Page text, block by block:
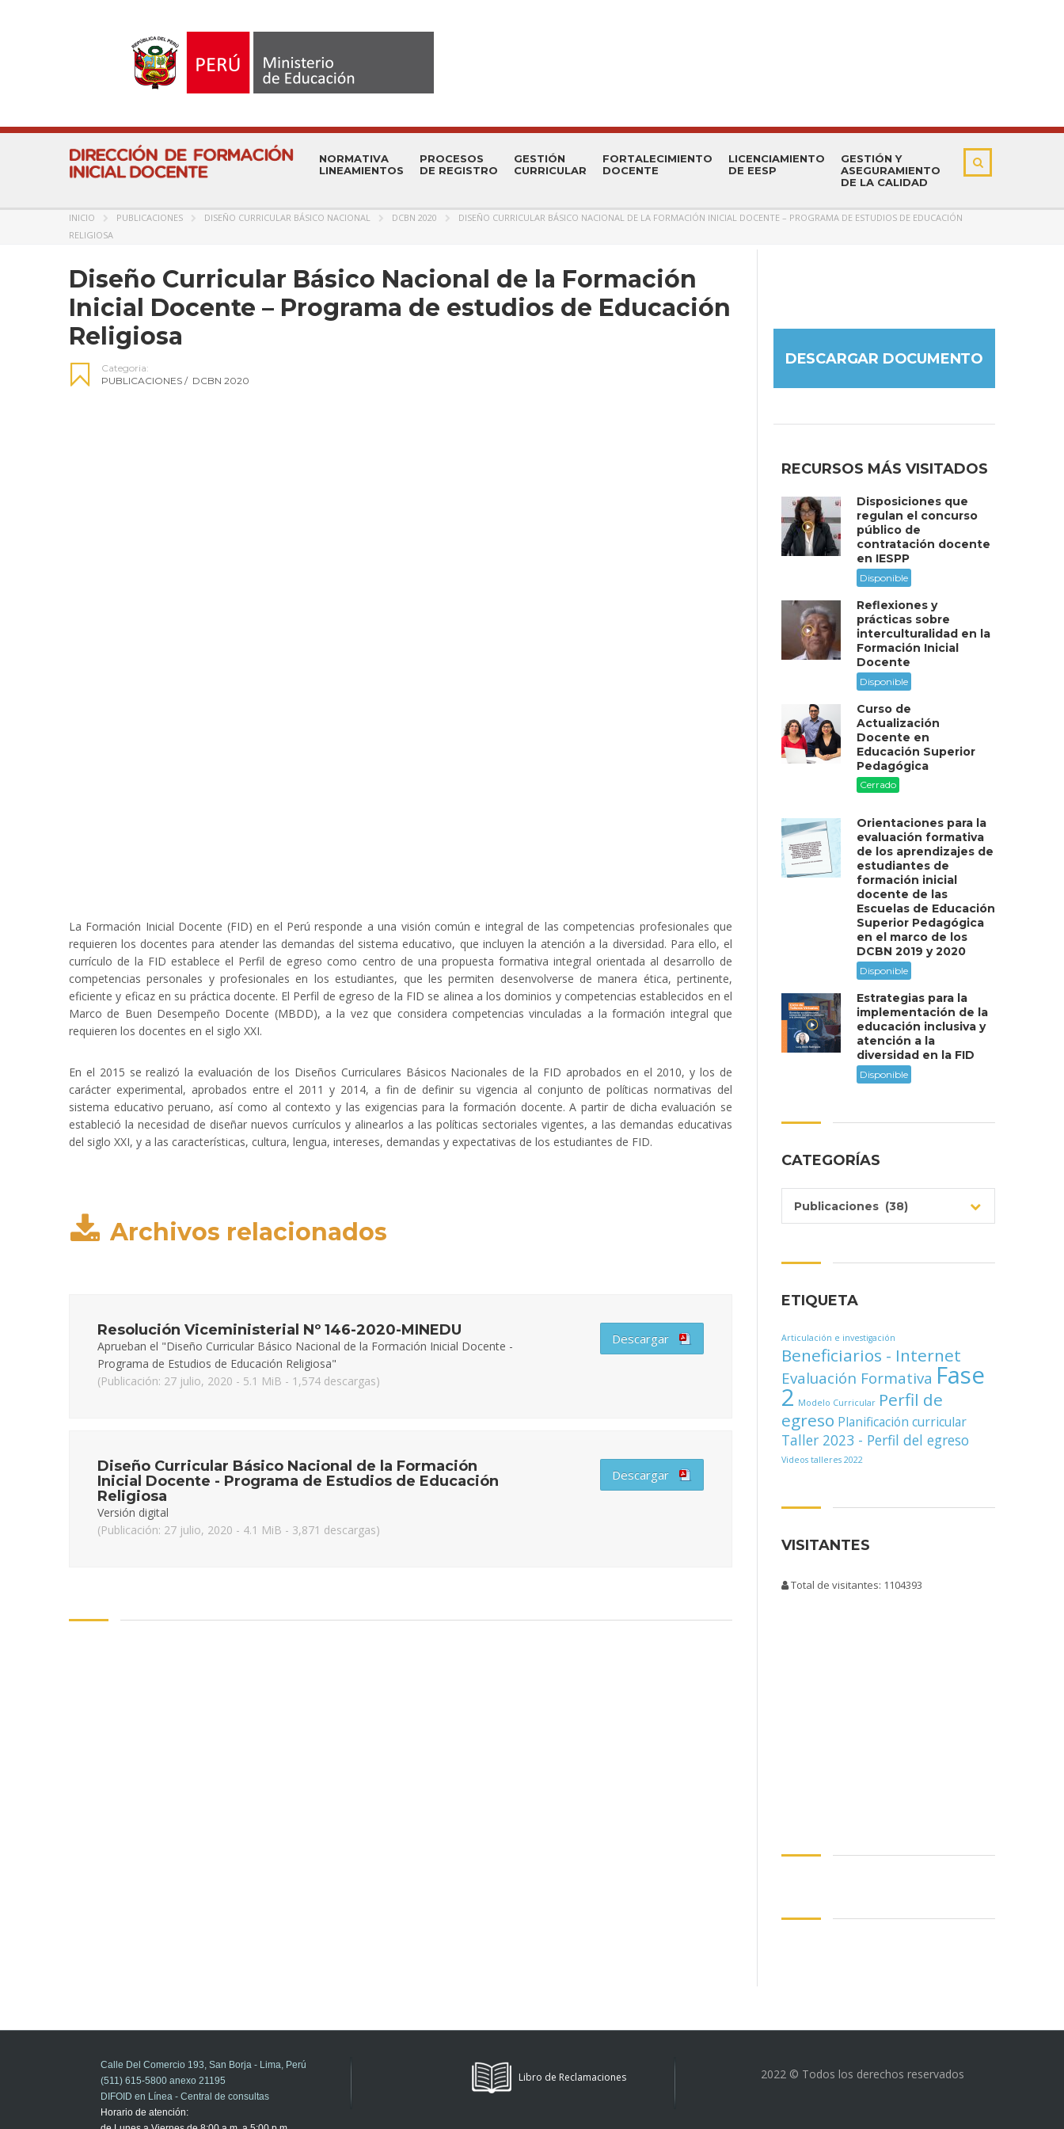
NORMATIVA
LINEAMIENTOS
PROCESOS
DE REGISTRO
GESTIÓN
CURRICULAR
FORTALECIMIENTO
DOCENTE
LICENCIAMIENTO
DE EESP
GESTIÓN Y
ASEGURAMIENTO
DE LA CALIDAD
INICIO PUBLICACIONES DISEÑO CURRICULAR BÁSICO NACIONAL DCBN 2020
DISEÑO CURRICULAR BÁSICO NACIONAL DE LA FORMACIÓN INICIAL DOCENTE – PROGRAMA DE ESTUDIOS DE EDUCACIÓN
RELIGIOSA
Diseño Curricular Básico Nacional de la Formación
Inicial Docente – Programa de estudios de Educación
Religiosa
Categoria:
PUBLICACIONES / DCBN 2020
La Formación Inicial Docente (FID) en el Perú responde a una visión común e integral de las competencias profesionales que
requieren los docentes para atender las demandas del sistema educativo, que incluyen la atención a la diversidad. Para ello, el
currículo de la FID establece el Perfil de egreso como centro de una propuesta formativa integral orientada al desarrollo de
competencias personales y profesionales en los estudiantes, que les permiten desenvolverse de manera ética, pertinente,
eficiente y eficaz en su práctica docente. El Perfil de egreso de la FID se alinea a los dominios y competencias establecidos en el
Marco de Buen Desempeño Docente (MBDD), a la vez que considera competencias vinculadas a la formación integral que
requieren los docentes en el siglo XXI.
En el 2015 se realizó la evaluación de los Diseños Curriculares Básicos Nacionales de la FID aprobados en el 2010, y los de
carácter experimental, aprobados entre el 2011 y 2014, a fin de definir su vigencia al conjunto de políticas normativas del
sistema educativo peruano, así como al contexto y las exigencias para la formación docente. A partir de dicha evaluación se
estableció la necesidad de diseñar nuevos currículos y alinearlos a las políticas sectoriales vigentes, a las demandas educativas
del siglo XXI, y a las características, cultura, lengua, intereses, demandas y expectativas de los estudiantes de FID.
Archivos relacionados
Descargar
Resolución Viceministerial Nº 146-2020-MINEDU
Aprueban el "Diseño Curricular Básico Nacional de la Formación Inicial Docente -
Programa de Estudios de Educación Religiosa"
(Publicación: 27 julio, 2020 - 5.1 MiB - 1,574 descargas)
Descargar
Diseño Curricular Básico Nacional de la Formación
Inicial Docente - Programa de Estudios de Educación
Religiosa
Versión digital
(Publicación: 27 julio, 2020 - 4.1 MiB - 3,871 descargas)
DESCARGAR DOCUMENTO
RECURSOS MÁS VISITADOS
Disposiciones que
regulan el concurso
público de
contratación docente
en IESPP
Disponible
Reflexiones y
prácticas sobre
interculturalidad en la
Formación Inicial
Docente
Disponible
Curso de
Actualización
Docente en
Educación Superior
Pedagógica
Cerrado
Orientaciones para la
evaluación formativa
de los aprendizajes de
estudiantes de
formación inicial
docente de las
Escuelas de Educación
Superior Pedagógica
en el marco de los
DCBN 2019 y 2020
Disponible
Estrategias para la
implementación de la
educación inclusiva y
atención a la
diversidad en la FID
Disponible
CATEGORÍAS
Publicaciones (38)
ETIQUETA
Articulación e investigación
Beneficiarios - Internet
Evaluación Formativa Fase
2 Modelo Curricular Perfil de
egreso Planificación curricular
Taller 2023 - Perfil del egreso
Videos talleres 2022
VISITANTES
Total de visitantes: 1104393
Calle Del Comercio 193, San Borja - Lima, Perú
(511) 615-5800 anexo 21195
DIFOID en Línea - Central de consultas
Horario de atención:
Libro de Reclamaciones 2022 © Todos los derechos reservados